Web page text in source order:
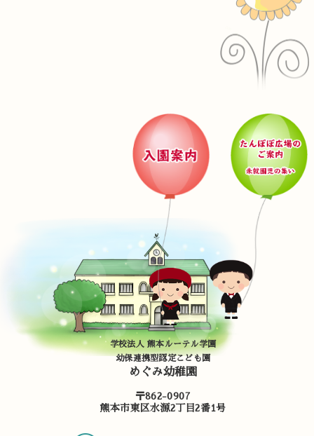
学校法人 熊本ルーテル学園
幼保連携型認定こども園
めぐみ幼稚園
〒862-0907
熊本市東区水源2丁目2番1号